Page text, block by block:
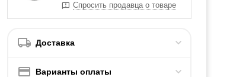
Спросить продавца о товаре
Доставка
Варианты оплаты